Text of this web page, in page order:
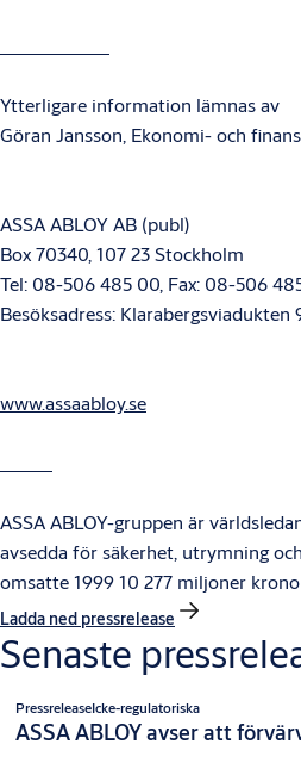
Ytterligare information lämnas av
Göran Jansson, Ekonomi- och
ASSA ABLOY AB (publ)
Box 70340, 107 23 Stockholm
Tel: 08-506 485 00, Fax: 08-506
Besöksadress: Klarabergsviadukten
www.assaabloy.se
ASSA ABLOY-gruppen är
avsedda för säkerhet, utrymning
omsatte 1999 10 277 miljoner
Ladda ned pressrelease
Senaste
PressreleaseIcke-regulatoriska
ASSA ABLOY avser att